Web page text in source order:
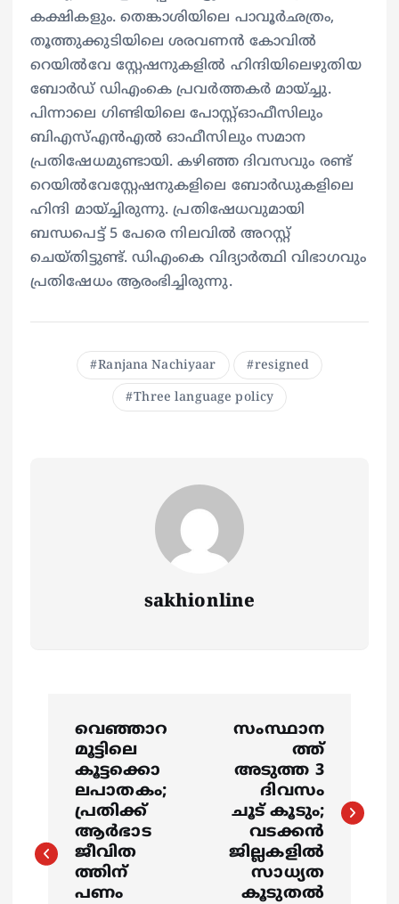
കക്ഷികളും. തെങ്കാശിയിലെ പാവൂർഛത്രം,
തൂത്തുക്കുടിയിലെ ശരവണൻ കോവിൽ
റെയിൽവേ സ്റ്റേഷനുകളിൽ ഹിന്ദിയിലെഴുതിയ
ബോർഡ് ഡിഎംകെ പ്രവർത്തകർ മായ്ച്ചു.
പിന്നാലെ ഗിണ്ടിയിലെ പോസ്റ്റ്‌ഓഫീസിലും
ബിഎസ്എൻഎൽ ഓഫീസിലും സമാന
പ്രതിഷേധമുണ്ടായി. കഴിഞ്ഞ ദിവസവും രണ്ട്‌
റെയിൽവേസ്റ്റേഷനുകളിലെ ബോർഡുകളിലെ
ഹിന്ദി മായ്ച്ചിരുന്നു. പ്രതിഷേധവുമായി
ബന്ധപെട്ട് 5 പേരെ നിലവിൽ അറസ്റ്റ്
ചെയ്തിട്ടുണ്ട്. ഡിഎംകെ വിദ്യാർത്ഥി വിഭാഗവും
പ്രതിഷേധം ആരംഭിച്ചിരുന്നു.
Ranjana Nachiyaar resigned
Three language policy
sakhionline
t
വെഞ്ഞാറ
മൂട്ടിലെ
കൂട്ടക്കൊ
ലപാതകം;
പ്രതിക്ക്
ആർഭാട
ജീവിത
ത്തിന്
പണം
സംസ്ഥാന
ത്ത്
അടുത്ത 3
ദിവസം
ചൂട് കൂടും;
വടക്കൻ
ജില്ലകളിൽ
സാധ്യത
കൂടുതൽ